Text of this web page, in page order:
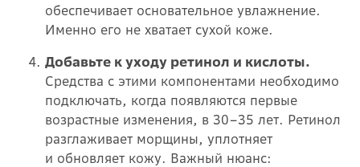
обеспечивает основательное увлажнение.
Именно его не хватает сухой коже.
Добавьте к уходу ретинол и кислоты.
Средства с этими компонентами необходимо
подключать, когда появляются первые
возрастные изменения, в 30–35 лет. Ретинол
разглаживает морщины, уплотняет
и обновляет кожу. Важный нюанс: